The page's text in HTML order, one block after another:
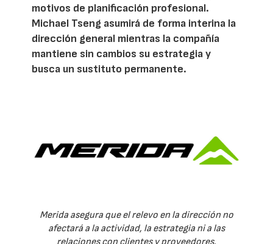
motivos de planificación profesional.
Michael Tseng asumirá de forma interina la
dirección general mientras la compañía
mantiene sin cambios su estrategia y
busca un sustituto permanente.
Merida asegura que el relevo en la dirección no
afectará a la actividad, la estrategia ni a las